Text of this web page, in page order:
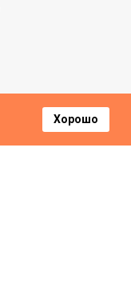
Хорошо